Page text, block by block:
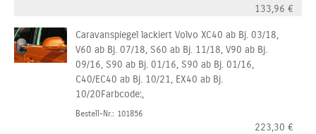
133,96 €
Caravanspiegel lackiert Volvo XC40 ab Bj. 03/18,
V60 ab Bj. 07/18, S60 ab Bj. 11/18, V90 ab Bj.
09/16, S90 ab Bj. 01/16, S90 ab Bj. 01/16,
C40/EC40 ab Bj. 10/21, EX40 ab Bj.
10/20Farbcode:,
Bestell-Nr.: 101856
223,30 €